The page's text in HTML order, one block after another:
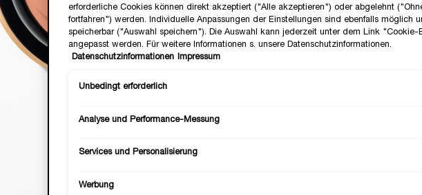
Die
erforderliche Cookies können direkt akzeptiert ("Alle akzeptieren") oder abgelehnt
fortfahren") werden. Individuelle Anpassungen der Einstellungen sind ebenfalls möglich
speicherbar ("Auswahl speichern"). Die Auswahl kann jederzeit unter dem Link "Cookie-
angepasst werden. Für weitere Informationen s. unsere Datenschutzinformationen.
Datenschutzinformationen
Impressum
Unbedingt erforderlich
Analyse und Performance-Messung
Services und Personalisierung
Werbung